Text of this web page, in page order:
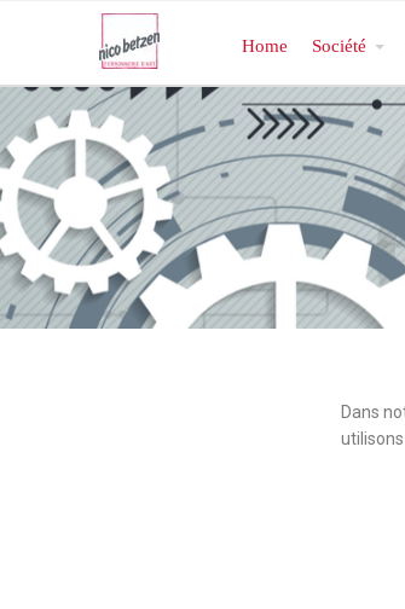
Home Société
Dans